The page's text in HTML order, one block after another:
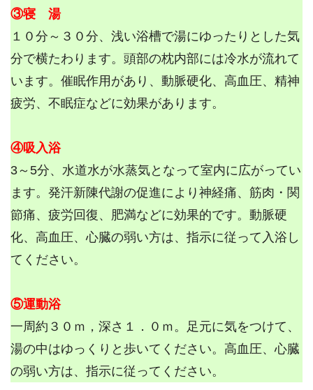
③寝 湯
１０分～３０分、浅い浴槽で湯にゆったりとした気
分で横たわります。頭部の枕内部には冷水が流れて
います。催眠作用があり、動脈硬化、高血圧、精神
疲労、不眠症などに効果があります。
④吸入浴
3～5分、水道水が水蒸気となって室内に広がってい
ます。発汗新陳代謝の促進により神経痛、筋肉・関
節痛、疲労回復、肥満などに効果的です。動脈硬
化、高血圧、心臓の弱い方は、指示に従って入浴し
てください。
⑤運動浴
一周約３０ｍ，深さ１．０ｍ。足元に気をつけて、
湯の中はゆっくりと歩いてください。高血圧、心臓
の弱い方は、指示に従ってください。